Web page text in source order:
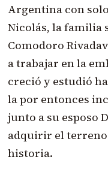
Argentina con
Nicolás, la familia
Comodoro
a trabajar en la
creció y estudió
la por entonces
junto a su esposo
adquirir el
historia.